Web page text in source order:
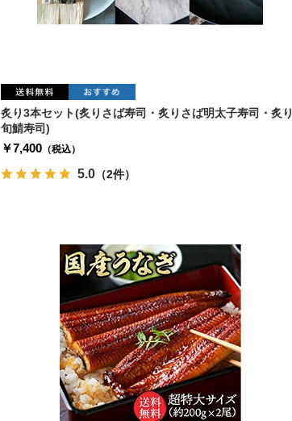
炙り3本セット(炙りさば寿司・炙りさば明太子寿司・炙り
旬鯖寿司)
￥7,400 （税込）
5.0 （2件）